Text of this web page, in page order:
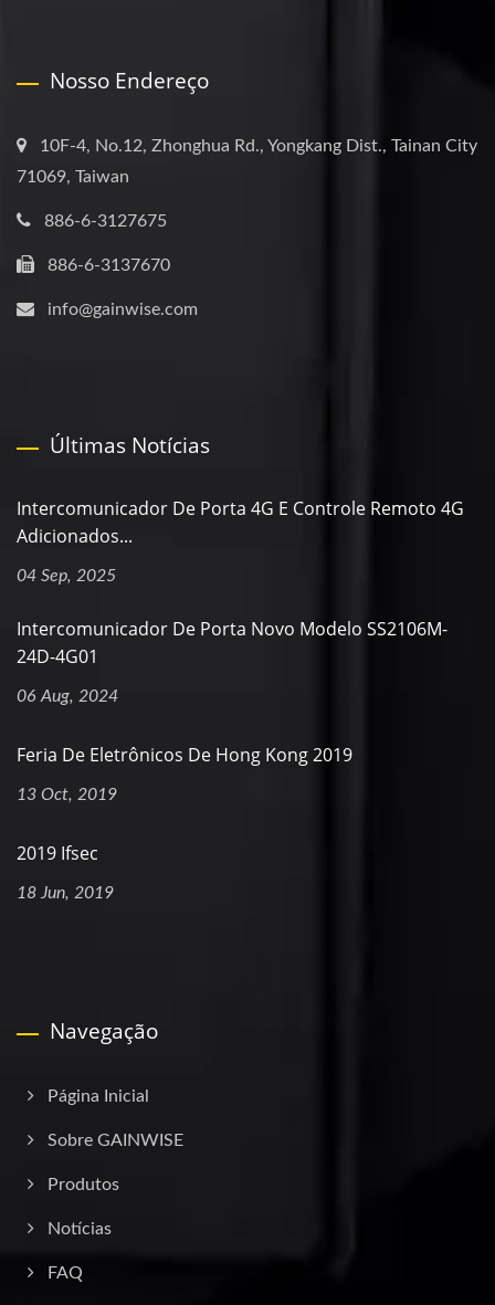
Nosso Endereço
10F-4, No.12, Zhonghua Rd., Yongkang Dist., Tainan City
71069, Taiwan
886-6-3127675
886-6-3137670
info@gainwise.com
Últimas Notícias
Intercomunicador De Porta 4G E Controle Remoto 4G
Adicionados...
04 Sep, 2025
Intercomunicador De Porta Novo Modelo SS2106M-
24D-4G01
06 Aug, 2024
Feria De Eletrônicos De Hong Kong 2019
13 Oct, 2019
2019 Ifsec
18 Jun, 2019
Navegação
Página Inicial
Sobre GAINWISE
Produtos
Notícias
FAQ